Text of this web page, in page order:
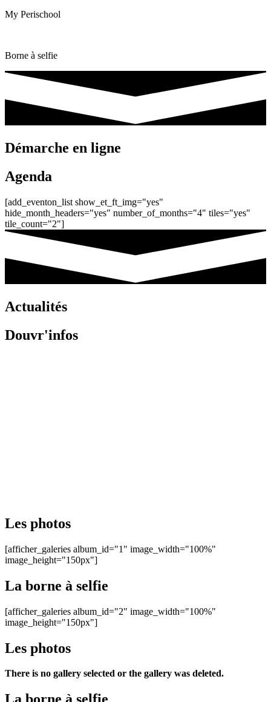
My Perischool
Borne à selfie
Démarche en ligne
Agenda
[add_eventon_list show_et_ft_img="yes"
hide_month_headers="yes" number_of_months="4" tiles="yes"
tile_count="2"]
Actualités
Douvr'infos
Les photos
[afficher_galeries album_id="1" image_width="100%"
image_height="150px"]
La borne à selfie
[afficher_galeries album_id="2" image_width="100%"
image_height="150px"]
Les photos
There is no gallery selected or the gallery was deleted.